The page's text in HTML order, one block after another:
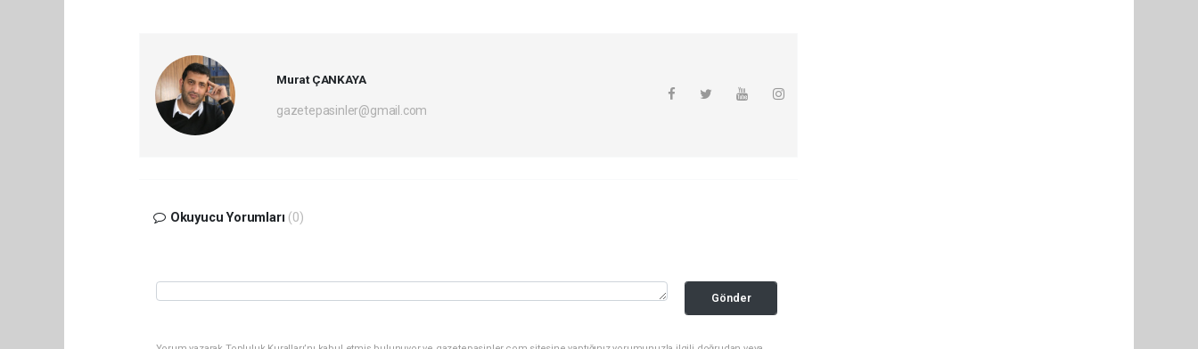
Murat ÇANKAYA
gazetepasinler@gmail.com
Okuyucu Yorumları (0)
Gönder